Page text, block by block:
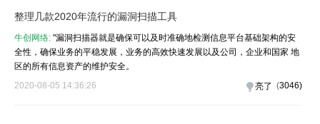
整理几款2020年流行的漏洞扫描工具
牛创网络: "漏洞扫描器就是确​​保可以及时准确地检测信息平台基础架构的安
全性，确保业务的平稳发展，业务的高效快速发展以及公司，企业和国家 地
区的所有信息资产的维护安全。
2020-08-05 14:36:26
)
3046
(
亮了